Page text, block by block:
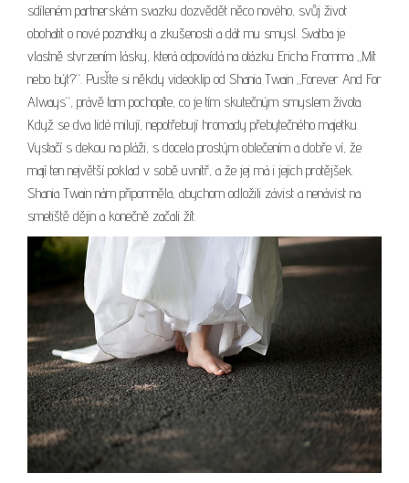
sdíleném partnerském svazku dozvědět něco nového, svůj život
obohatit o nové poznatky a zkušenosti a dát mu smysl. Svatba je
vlastně stvrzením lásky, která odpovídá na otázku Ericha Fromma „Mít
nebo být?“. Pusťte si někdy videoklip od Shania Twain „Forever And For
Always“, právě tam pochopíte, co je tím skutečným smyslem života.
Když se dva lidé milují, nepotřebují hromady přebytečného majetku.
Vystačí s dekou na pláži, s docela prostým oblečením a dobře ví, že
mají ten největší poklad v sobě uvnitř, a že jej má i jejich protějšek.
Shania Twain nám připomněla, abychom odložili závist a nenávist na
smetiště dějin a konečně začali žít.